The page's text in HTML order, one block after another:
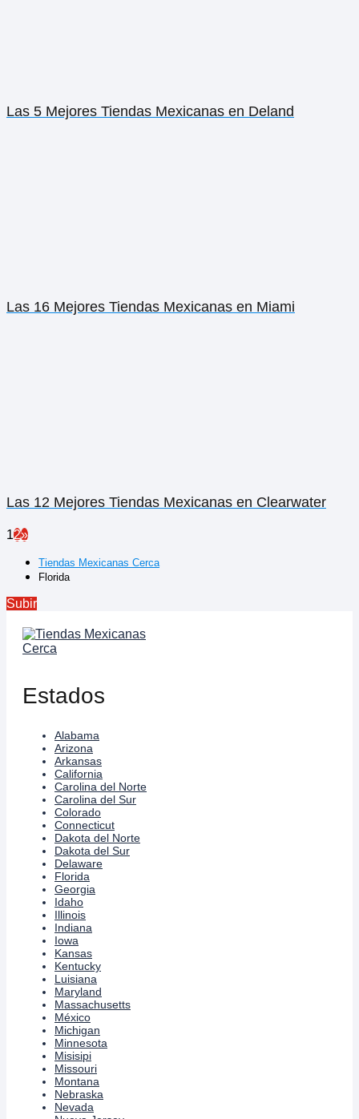
Las 5 Mejores Tiendas Mexicanas en Deland
Las 16 Mejores Tiendas Mexicanas en Miami
Las 12 Mejores Tiendas Mexicanas en Clearwater
12»
Tiendas Mexicanas Cerca
Florida
Subir
Estados
Alabama
Arizona
Arkansas
California
Carolina del Norte
Carolina del Sur
Colorado
Connecticut
Dakota del Norte
Dakota del Sur
Delaware
Florida
Georgia
Idaho
Illinois
Indiana
Iowa
Kansas
Kentucky
Luisiana
Maryland
Massachusetts
México
Michigan
Minnesota
Misisipi
Missouri
Montana
Nebraska
Nevada